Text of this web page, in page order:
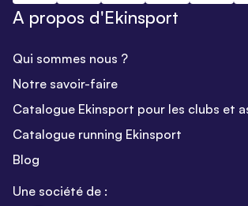
A propos d'Ekinsport
Qui sommes nous ?
Notre savoir-faire
Catalogue Ekinsport pour les clubs et
Catalogue running Ekinsport
Blog
Une société de :